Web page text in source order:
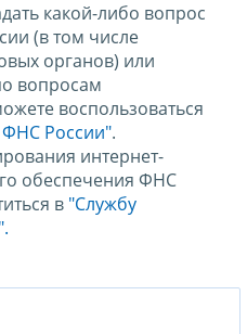
какой-либо вопрос
(в том числе
органов) или
вопросам
воспользоваться
ФНС России".
интернет-
обеспечения ФНС
в "Службу